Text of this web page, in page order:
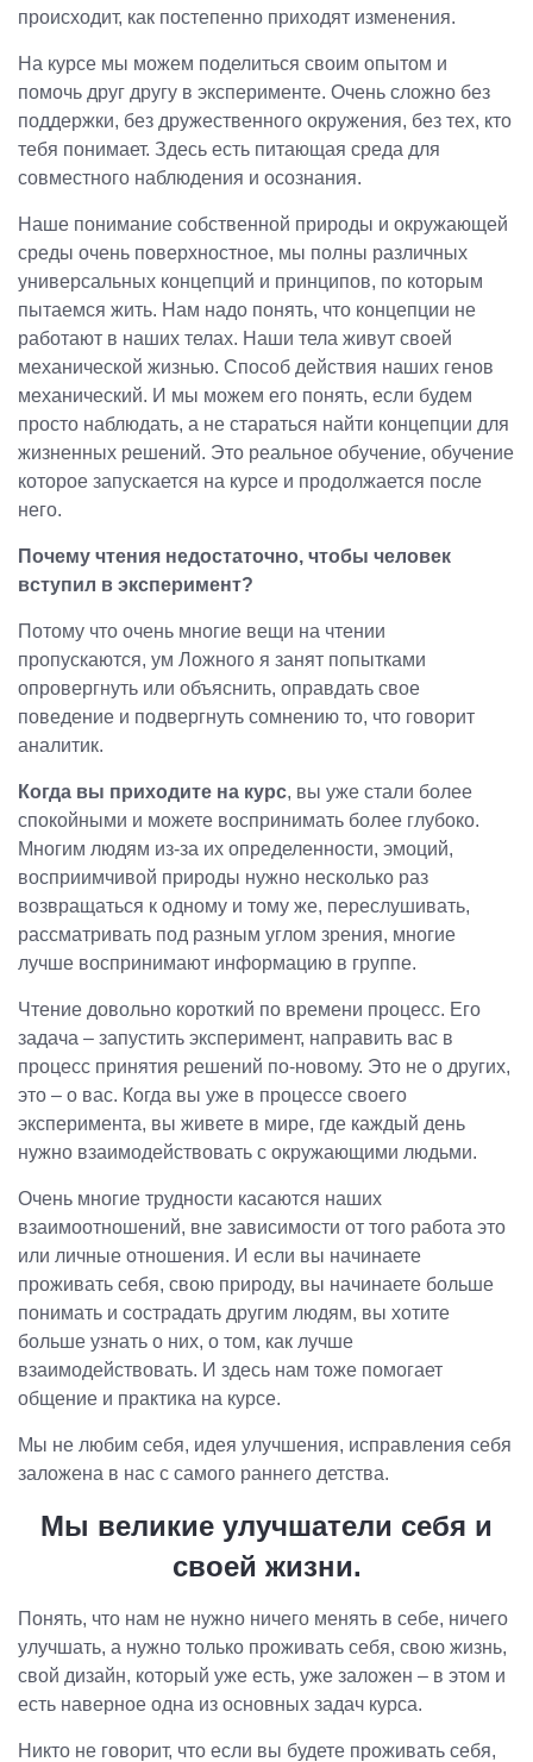
происходит, как постепенно приходят изменения.
На курсе мы можем поделиться своим опытом и
помочь друг другу в эксперименте. Очень сложно без
поддержки, без дружественного окружения, без тех, кто
тебя понимает. Здесь есть питающая среда для
совместного наблюдения и осознания.
Наше понимание собственной природы и окружающей
среды очень поверхностное, мы полны различных
универсальных концепций и принципов, по которым
пытаемся жить. Нам надо понять, что концепции не
работают в наших телах. Наши тела живут своей
механической жизнью. Способ действия наших генов
механический. И мы можем его понять, если будем
просто наблюдать, а не стараться найти концепции для
жизненных решений. Это реальное обучение, обучение
которое запускается на курсе и продолжается после
него.
Почему чтения недостаточно, чтобы человек
вступил в эксперимент?
Потому что очень многие вещи на чтении
пропускаются, ум Ложного я занят попытками
опровергнуть или объяснить, оправдать свое
поведение и подвергнуть сомнению то, что говорит
аналитик.
Когда вы приходите на курс, вы уже стали более
спокойными и можете воспринимать более глубоко.
Многим людям из-за их определенности, эмоций,
восприимчивой природы нужно несколько раз
возвращаться к одному и тому же, переслушивать,
рассматривать под разным углом зрения, многие
лучше воспринимают информацию в группе.
Чтение довольно короткий по времени процесс. Его
задача – запустить эксперимент, направить вас в
процесс принятия решений по-новому. Это не о других,
это – о вас. Когда вы уже в процессе своего
эксперимента, вы живете в мире, где каждый день
нужно взаимодействовать с окружающими людьми.
Очень многие трудности касаются наших
взаимоотношений, вне зависимости от того работа это
или личные отношения. И если вы начинаете
проживать себя, свою природу, вы начинаете больше
понимать и сострадать другим людям, вы хотите
больше узнать о них, о том, как лучше
взаимодействовать. И здесь нам тоже помогает
общение и практика на курсе.
Мы не любим себя, идея улучшения, исправления себя
заложена в нас с самого раннего детства.
Мы великие улучшатели себя и
своей жизни.
Понять, что нам не нужно ничего менять в себе, ничего
улучшать, а нужно только проживать себя, свою жизнь,
свой дизайн, который уже есть, уже заложен – в этом и
есть наверное одна из основных задач курса.
Никто не говорит, что если вы будете проживать себя,